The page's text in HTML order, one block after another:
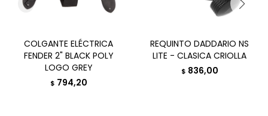
COLGANTE ELÉCTRICA
FENDER 2" BLACK POLY
LOGO GREY
$ 794,20
REQUINTO DADDARIO NS
LITE - CLASICA CRIOLLA
$ 836,00